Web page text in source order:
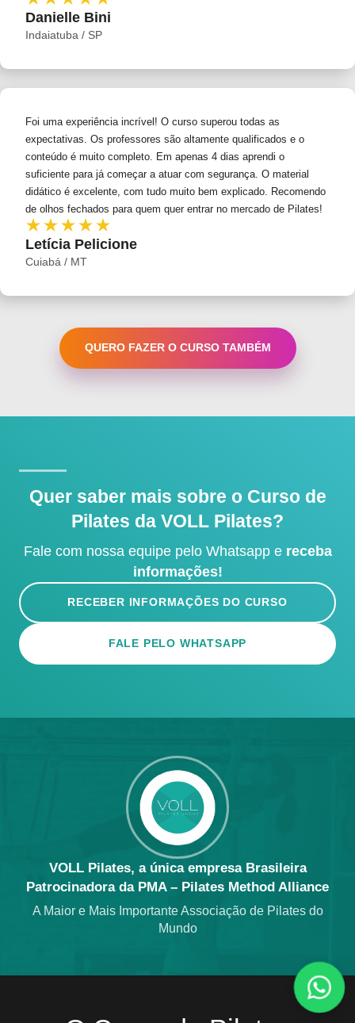
Danielle Bini
Indaiatuba / SP
Foi uma experiência incrível! O curso superou todas as
expectativas. Os professores são altamente qualificados e o
conteúdo é muito completo. Em apenas 4 dias aprendi o
suficiente para já começar a atuar com segurança. O material
didático é excelente, com tudo muito bem explicado. Recomendo
de olhos fechados para quem quer entrar no mercado de Pilates!
Letícia Pelicione
Cuiabá / MT
QUERO FAZER O CURSO TAMBÉM
Quer saber mais sobre o Curso de
Pilates da VOLL Pilates?
Fale com nossa equipe pelo Whatsapp e receba
informações!
RECEBER INFORMAÇÕES DO CURSO
FALE PELO WHATSAPP
VOLL Pilates, a única empresa Brasileira
Patrocinadora da PMA – Pilates Method Alliance
A Maior e Mais Importante Associação de Pilates do
Mundo